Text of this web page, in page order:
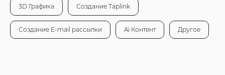
3D Графика Создание Taplink
Создание E-mail рассылки Ai Контент Другое